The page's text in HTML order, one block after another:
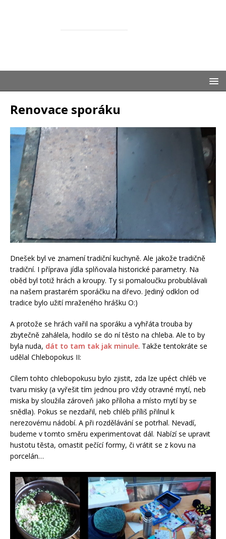
Renovace sporáku
Dnešek byl ve znamení tradiční kuchyně. Ale jakože tradičně
tradiční. I příprava jídla splňovala historické parametry. Na
oběd byl totiž hrách a kroupy. Ty si pomaloučku probublávali
na našem prastarém sporáčku na dřevo. Jediný odklon od
tradice bylo užití mraženého hrášku O:)
A protože se hrách vařil na sporáku a vyhřáta trouba by
zbytečně zahálela, hodilo se do ní těsto na chleba. Ale to by
byla nuda, dát to tam tak jak minule. Takže tentokráte se
udělal Chlebopokus II:
Cílem tohto chlebopokusu bylo zjistit, zda lze upéct chléb ve
tvaru misky (a vyřešit tím jednou pro vždy otravné mytí, neb
miska by sloužila zároveň jako příloha a místo mytí by se
snědla). Pokus se nezdařil, neb chléb příliš přilnul k
nerezovému nádobí. A při rozdělávání se potrhal. Nevadí,
budeme v tomto směru experimentovat dál. Nabízí se upravit
hustotu těsta, omastit pečící formy, či vrátit se z kovu na
porcelán…